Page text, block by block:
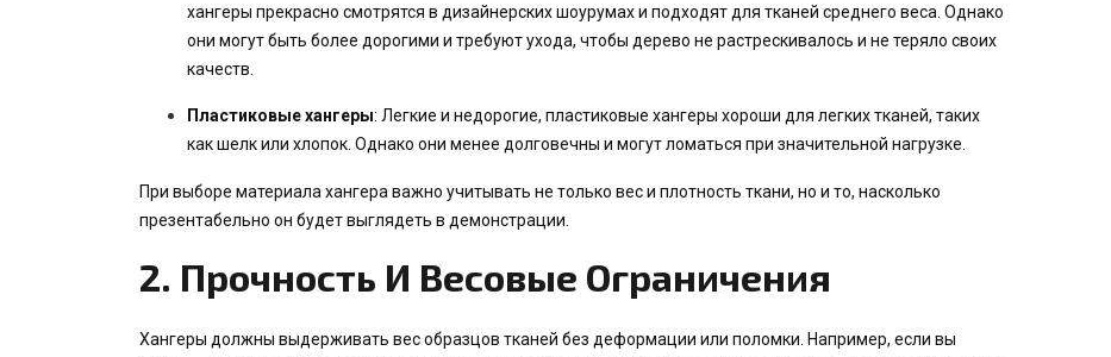
хангеры прекрасно смотрятся в дизайнерских шоурумах и подходят для тканей среднего веса. Однако
они могут быть более дорогими и требуют ухода, чтобы дерево не растрескивалось и не теряло своих
качеств.
Пластиковые хангеры: Легкие и недорогие, пластиковые хангеры хороши для легких тканей, таких
как шелк или хлопок. Однако они менее долговечны и могут ломаться при значительной нагрузке.
При выборе материала хангера важно учитывать не только вес и плотность ткани, но и то, насколько
презентабельно он будет выглядеть в демонстрации.
2. Прочность И Весовые Ограничения
Хангеры должны выдерживать вес образцов тканей без деформации или поломки. Например, если вы